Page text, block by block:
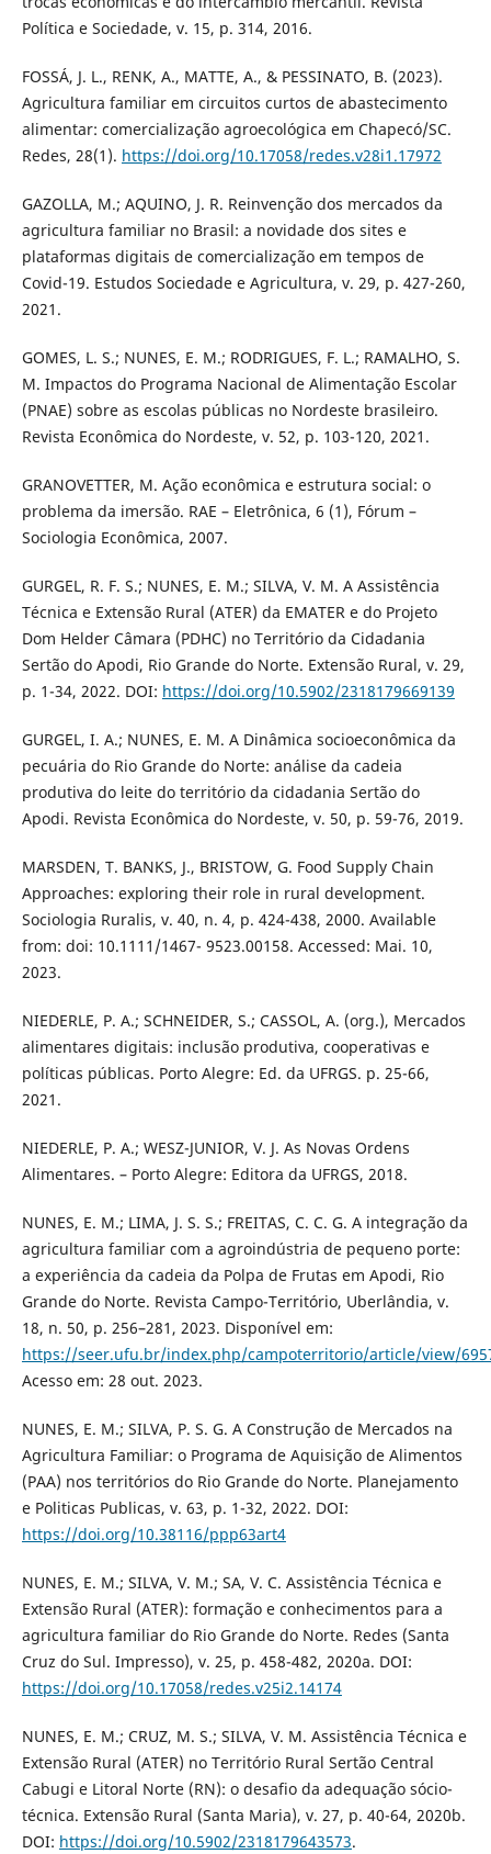
Política e Sociedade, v. 15, p. 314, 2016.
FOSSÁ, J. L., RENK, A., MATTE, A., & PESSINATO, B. (2023).
Agricultura familiar em circuitos curtos de abastecimento
alimentar: comercialização agroecológica em Chapecó/SC.
Redes, 28(1). https://doi.org/10.17058/redes.v28i1.17972
GAZOLLA, M.; AQUINO, J. R. Reinvenção dos mercados da
agricultura familiar no Brasil: a novidade dos sites e
plataformas digitais de comercialização em tempos de
Covid-19. Estudos Sociedade e Agricultura, v. 29, p. 427-260,
2021.
GOMES, L. S.; NUNES, E. M.; RODRIGUES, F. L.; RAMALHO, S.
M. Impactos do Programa Nacional de Alimentação Escolar
(PNAE) sobre as escolas públicas no Nordeste brasileiro.
Revista Econômica do Nordeste, v. 52, p. 103-120, 2021.
GRANOVETTER, M. Ação econômica e estrutura social: o
problema da imersão. RAE – Eletrônica, 6 (1), Fórum –
Sociologia Econômica, 2007.
GURGEL, R. F. S.; NUNES, E. M.; SILVA, V. M. A Assistência
Técnica e Extensão Rural (ATER) da EMATER e do Projeto
Dom Helder Câmara (PDHC) no Território da Cidadania
Sertão do Apodi, Rio Grande do Norte. Extensão Rural, v. 29,
p. 1-34, 2022. DOI: https://doi.org/10.5902/2318179669139
GURGEL, I. A.; NUNES, E. M. A Dinâmica socioeconômica da
pecuária do Rio Grande do Norte: análise da cadeia
produtiva do leite do território da cidadania Sertão do
Apodi. Revista Econômica do Nordeste, v. 50, p. 59-76, 2019.
MARSDEN, T. BANKS, J., BRISTOW, G. Food Supply Chain
Approaches: exploring their role in rural development.
Sociologia Ruralis, v. 40, n. 4, p. 424-438, 2000. Available
from: doi: 10.1111/1467- 9523.00158. Accessed: Mai. 10,
2023.
NIEDERLE, P. A.; SCHNEIDER, S.; CASSOL, A. (org.), Mercados
alimentares digitais: inclusão produtiva, cooperativas e
políticas públicas. Porto Alegre: Ed. da UFRGS. p. 25-66,
2021.
NIEDERLE, P. A.; WESZ-JUNIOR, V. J. As Novas Ordens
Alimentares. – Porto Alegre: Editora da UFRGS, 2018.
NUNES, E. M.; LIMA, J. S. S.; FREITAS, C. C. G. A integração da
agricultura familiar com a agroindústria de pequeno porte:
a experiência da cadeia da Polpa de Frutas em Apodi, Rio
Grande do Norte. Revista Campo-Território, Uberlândia, v.
18, n. 50, p. 256–281, 2023. Disponível em:
https://seer.ufu.br/index.php/campoterritorio/article/view/
Acesso em: 28 out. 2023.
NUNES, E. M.; SILVA, P. S. G. A Construção de Mercados na
Agricultura Familiar: o Programa de Aquisição de Alimentos
(PAA) nos territórios do Rio Grande do Norte. Planejamento
e Politicas Publicas, v. 63, p. 1-32, 2022. DOI:
https://doi.org/10.38116/ppp63art4
NUNES, E. M.; SILVA, V. M.; SA, V. C. Assistência Técnica e
Extensão Rural (ATER): formação e conhecimentos para a
agricultura familiar do Rio Grande do Norte. Redes (Santa
Cruz do Sul. Impresso), v. 25, p. 458-482, 2020a. DOI:
https://doi.org/10.17058/redes.v25i2.14174
NUNES, E. M.; CRUZ, M. S.; SILVA, V. M. Assistência Técnica e
Extensão Rural (ATER) no Território Rural Sertão Central
Cabugi e Litoral Norte (RN): o desafio da adequação sócio-
técnica. Extensão Rural (Santa Maria), v. 27, p. 40-64, 2020b.
DOI: https://doi.org/10.5902/2318179643573.